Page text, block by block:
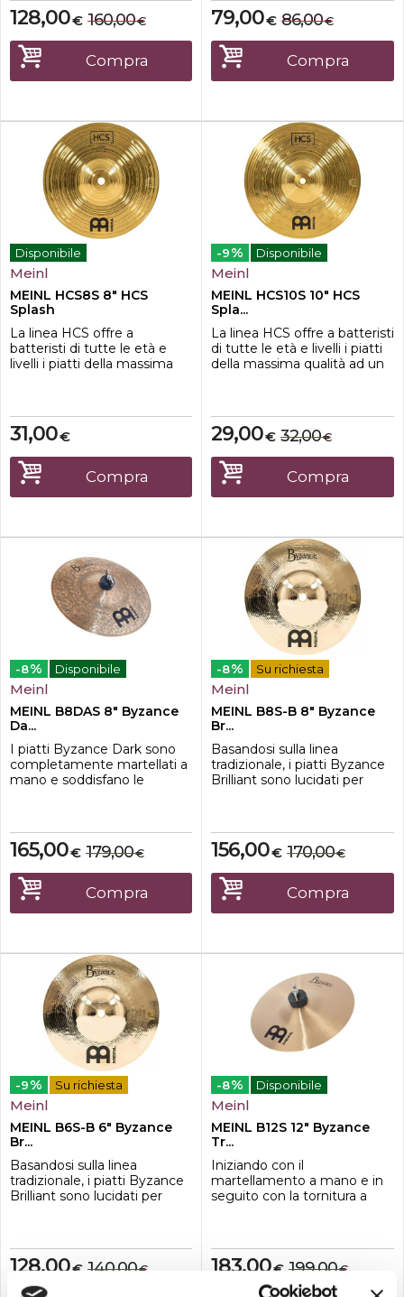
piatto è stato catalogato in
base alle proprie
caratteristiche sonore.Sono
questi i nostri Splashes più
conosciuti. Il loro attacco è
rapido, pieno, ...
€
128,00 €
160,00
Compra
luci del palco e aggiunge
brillantezza al suono. Con
così tanti modelli tra cui
scegliere, la v...
€
79,00 €
86,00
Compra
Disponibile
Meinl
MEINL HCS8S 8" HCS
Splash
La linea HCS offre a
batteristi di tutte le età e
livelli i piatti della massima
MS63, profilo sagomato al
tornio, tornitura a lama larga
e finitura tradizionale.
€
31,00
Compra
-9% Disponibile
Meinl
MEINL HCS10S 10" HCS
Spla...
La linea HCS offre a batteristi
di tutte le età e livelli i piatti
della massima qualità ad un
tornio, tornitura a lama larga
e finitura tradizionale.
€
29,00 €
32,00
Compra
-8% Disponibile
Meinl
MEINL B8DAS 8" Byzance
Da...
I piatti Byzance Dark sono
completamente martellati a
mano e soddisfano le
forno.Ogni piatto Byzance
dark ha delle caratteristiche
sonore uniche che non
possono essere duplicate.
€
165,00 €
179,00
Compra
-8% Su richiesta
Meinl
MEINL B8S-B 8" Byzance
Br...
Basandosi sulla linea
tradizionale, i piatti Byzance
Brilliant sono lucidati per
risultato sonoro è un suono
leggermente raffinato con
una risposta in frequenza più
morbida e più bassa e una
maggiore brillantezza. I
modelli He...
€
156,00 €
170,00
Compra
-9% Su richiesta
Meinl
MEINL B6S-B 6" Byzance
Br...
Basandosi sulla linea
tradizionale, i piatti Byzance
Brilliant sono lucidati per
risultato sonoro è un suono
leggermente raffinato con
una risposta in frequenza più
€
128,00 €
140,00
-8% Disponibile
Meinl
MEINL B12S 12" Byzance
Tr...
Iniziando con il
martellamento a mano e in
seguito con la tornitura a
forgiata a mano e il suono
profondamente radicato. La
serie Traditional presenta
€
183,00 €
199,00